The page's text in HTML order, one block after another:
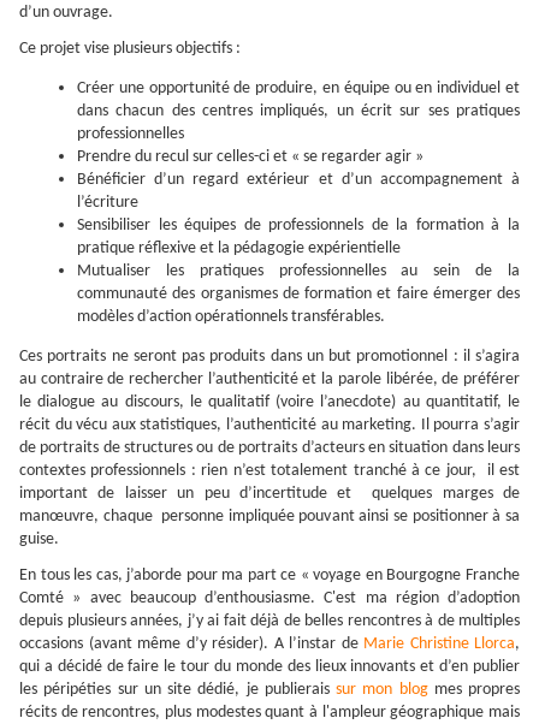
d’un ouvrage.
Ce projet vise plusieurs objectifs :
Créer une opportunité de produire, en équipe ou en individuel et
dans chacun des centres impliqués, un écrit sur ses pratiques
professionnelles
Prendre du recul sur celles-ci et « se regarder agir »
Bénéficier d’un regard extérieur et d’un accompagnement à
l’écriture
Sensibiliser les équipes de professionnels de la formation à la
pratique réflexive et la pédagogie expérientielle
Mutualiser les pratiques professionnelles au sein de la
communauté des organismes de formation et faire émerger des
modèles d’action opérationnels transférables.
Ces portraits ne seront pas produits dans un but promotionnel : il s’agira
au contraire de rechercher l’authenticité et la parole libérée, de préférer
le dialogue au discours, le qualitatif (voire l’anecdote) au quantitatif, le
récit du vécu aux statistiques, l’authenticité au marketing. Il pourra s’agir
de portraits de structures ou de portraits d’acteurs en situation dans leurs
contextes professionnels : rien n’est totalement tranché à ce jour, il est
important de laisser un peu d’incertitude et quelques marges de
manœuvre, chaque personne impliquée pouvant ainsi se positionner à sa
guise.
En tous les cas, j’aborde pour ma part ce « voyage en Bourgogne Franche
Comté » avec beaucoup d’enthousiasme. C'est ma région d’adoption
depuis plusieurs années, j’y ai fait déjà de belles rencontres à de multiples
occasions (avant même d’y résider). A l’instar de Marie Christine Llorca,
qui a décidé de faire le tour du monde des lieux innovants et d’en publier
les péripéties sur un site dédié, je publierais sur mon blogmes propres
récits de rencontres, plus modestes quant à l'ampleur géographique mais